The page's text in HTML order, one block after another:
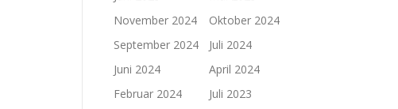
November 2024
Oktober 2024
September 2024
Juli 2024
Juni 2024
April 2024
Februar 2024
Juli 2023